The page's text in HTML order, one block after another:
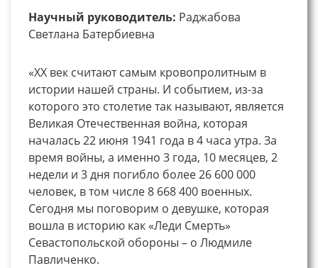
Научный руководитель: Раджабова
Светлана Батербиевна
«XX век считают самым кровопролитным в
истории нашей страны. И событием, из-за
которого это столетие так называют, является
Великая Отечественная война, которая
началась 22 июня 1941 года в 4 часа утра. За
время войны, а именно 3 года, 10 месяцев, 2
недели и 3 дня погибло более 26 600 000
человек, в том числе 8 668 400 военных.
Сегодня мы поговорим о девушке, которая
вошла в историю как «Леди Смерть»
Севастопольской обороны – о Людмиле
Павличенко.